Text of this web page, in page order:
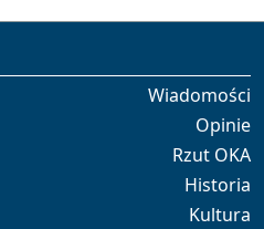
Wiadomości
Opinie
Rzut OKA
Historia
Kultura